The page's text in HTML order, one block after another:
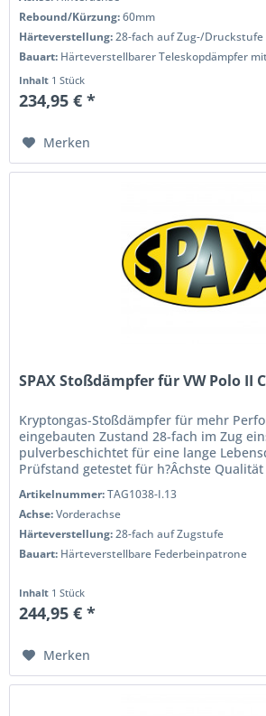
Rebound/Kürzung:60mm
Härteverstellung:28-fach auf Zug-/Druckstufe
Bauart: Härteverstellbarer Teleskopdämpfer
Inhalt 1 Stück
234,95 € *
Merken
SPAX Stoßdämpfer für VW Polo II
Kryptongas-Stoßdämpfer für mehr
eingebauten Zustand 28-fach im Zug
pulverbeschichtet für eine lange
Prüfstand getestet für h?Âchste
Artikelnummer:TAG1038-I.13
Achse:Vorderachse
Härteverstellung:28-fach auf Zugstufe
Bauart: Härteverstellbare Federbeinpatrone
Inhalt 1 Stück
244,95 € *
Merken